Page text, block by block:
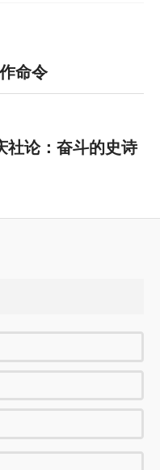
命令
社论：奋斗的史诗